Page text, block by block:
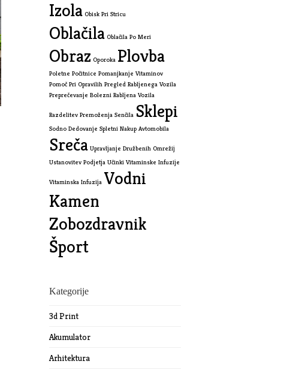
Izola Obisk Pri Stricu
Oblačila Oblačila Po Meri
Obraz Oporoka Plovba
Poletne Počitnice Pomanjkanje Vitaminov
Pomoč Pri Opravilih Pregled Rabljenega Vozila
Preprečevanje Bolezni Rabljena Vozila
Razdelitev Premoženja Senčila Sklepi
Sodno Dedovanje Spletni Nakup Avtomobila
Sreča Upravljanje Družbenih Omrežij
Ustanovitev Podjetja Učinki Vitaminske Infuzije
Vitaminska Infuzija Vodni
Kamen
Zobozdravnik
Šport
Kategorije
3d Print
Akumulator
Arhitektura